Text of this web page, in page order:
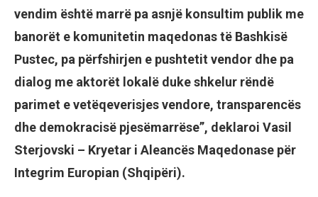
vendim është marrë pa asnjë konsultim publik me
banorët e komunitetin maqedonas të Bashkisë
Pustec, pa përfshirjen e pushtetit vendor dhe pa
dialog me aktorët lokalë duke shkelur rëndë
parimet e vetëqeverisjes vendore, transparencës
dhe demokracisë pjesëmarrëse”, deklaroi Vasil
Sterjovski – Kryetar i Aleancës Maqedonase për
Integrim Europian (Shqipëri).